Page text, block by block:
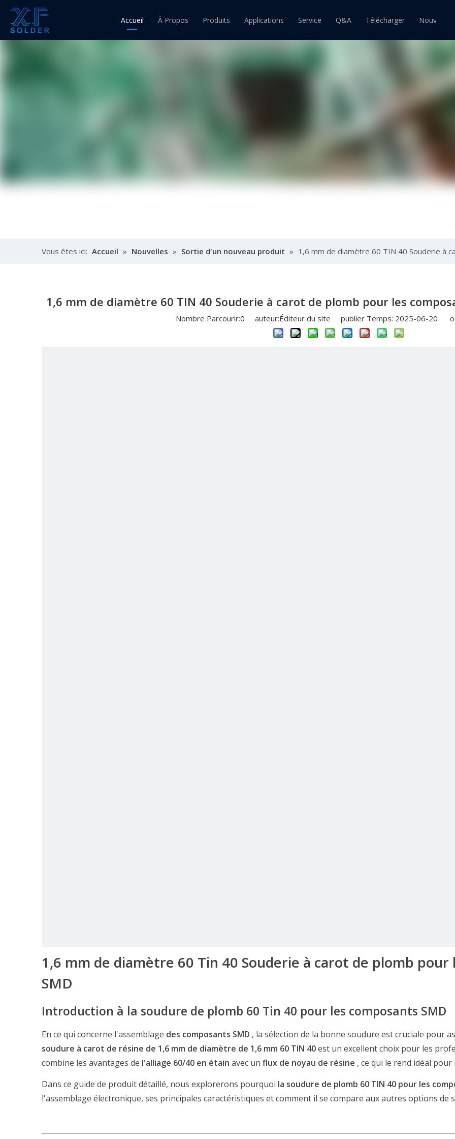
Accueil À Propos Produits
Fil à souder étain-plomb
Barre de soudure étain-plomb
Pâte à souder étain
Pâte à souder étain-plomb
Applications Service Q&A Télécharger Nouvelles
Vous êtes ici: Accueil » Nouvelles » Sortie d'un nouveau produit » 1,6 mm de diamètre 60 TIN 40 Souderie à
1,6 mm de diamètre 60 TIN 40 Souderie à carot de plomb pour les
Nombre Parcourir:0 auteur:Éditeur du site publier Temps: 2025-06-20
1,6 mm de diamètre 60 Tin 40 Souderie à carot de plomb
SMD
Introduction à la soudure de plomb 60 Tin 40 pour les composants SMD
En ce qui concerne l'assemblage des composants SMD , la sélection de la bonne soudure est cruciale pour
soudure à carot de résine de 1,6 mm de diamètre de 1,6 mm 60 TIN 40est un excellent choix pour les
combine les avantages de l'alliage 60/40 en étain avec un flux de noyau de résine , ce qui le rend idéal
Dans ce guide de produit détaillé, nous explorerons pourquoi la soudure de plomb 60 TIN 40 pour les
l'assemblage électronique, ses principales caractéristiques et comment il se compare aux autres options de